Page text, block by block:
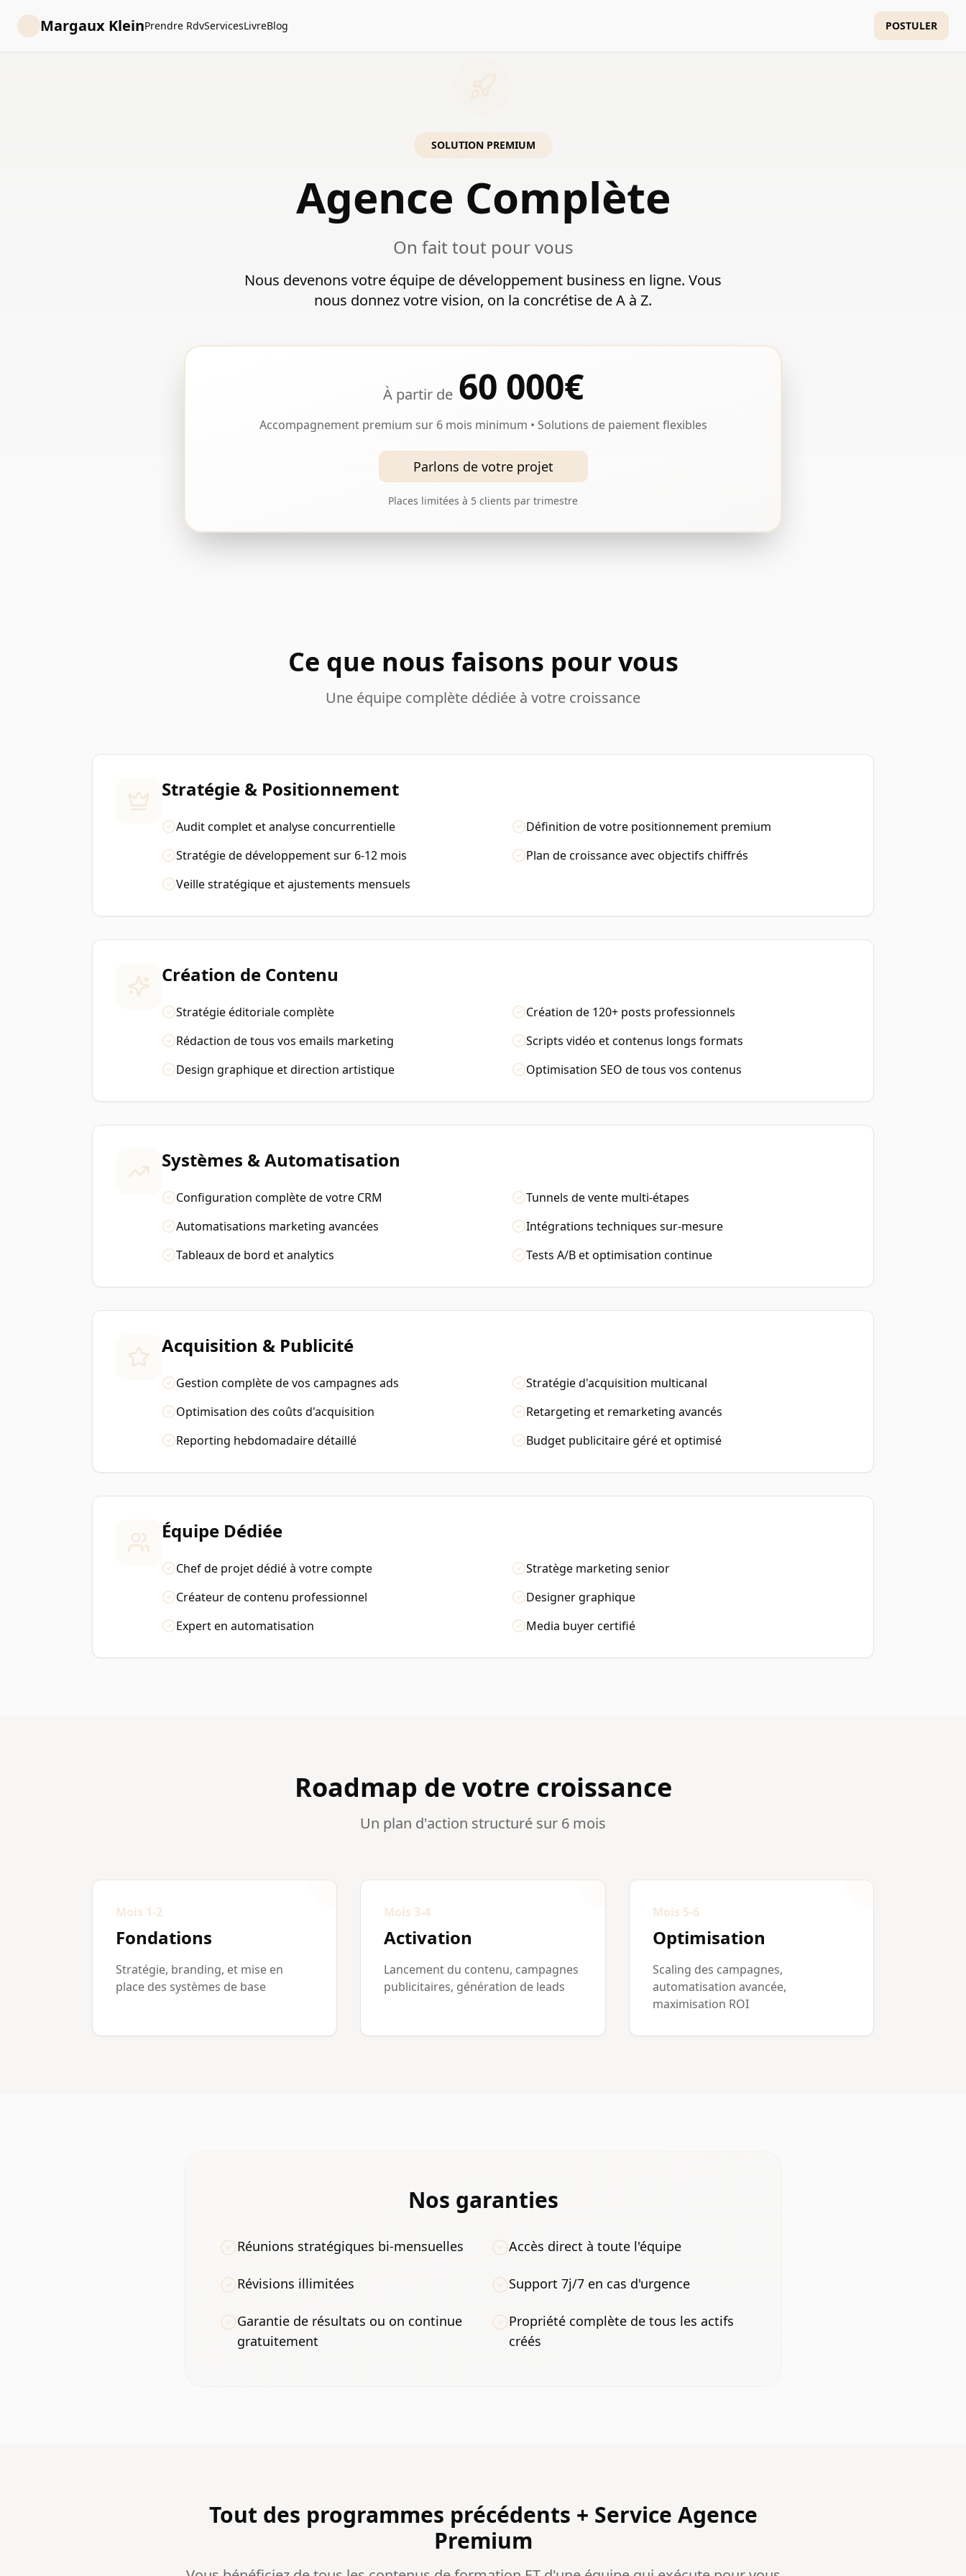
Margaux KleinPrendre RdvServicesLivreBlog POSTULER
SOLUTION PREMIUM
Agence Complète
On fait tout pour vous
Nous devenons votre équipe de développement business en ligne. Vous
nous donnez votre vision, on la concrétise de A à Z.
À partir de 60 000€
Accompagnement premium sur 6 mois minimum • Solutions de paiement flexibles
Parlons de votre projet
Places limitées à 5 clients par trimestre
Ce que nous faisons pour vous
Une équipe complète dédiée à votre croissance
Stratégie & Positionnement
Audit complet et analyse concurrentielle
Définition de votre positionnement premium
Stratégie de développement sur 6-12 mois
Plan de croissance avec objectifs chiffrés
Veille stratégique et ajustements mensuels
Création de Contenu
Stratégie éditoriale complète
Création de 120+ posts professionnels
Rédaction de tous vos emails marketing
Scripts vidéo et contenus longs formats
Design graphique et direction artistique
Optimisation SEO de tous vos contenus
Systèmes & Automatisation
Configuration complète de votre CRM
Tunnels de vente multi-étapes
Automatisations marketing avancées
Intégrations techniques sur-mesure
Tableaux de bord et analytics
Tests A/B et optimisation continue
Acquisition & Publicité
Gestion complète de vos campagnes ads
Stratégie d'acquisition multicanal
Optimisation des coûts d'acquisition
Retargeting et remarketing avancés
Reporting hebdomadaire détaillé
Budget publicitaire géré et optimisé
Équipe Dédiée
Chef de projet dédié à votre compte
Stratège marketing senior
Créateur de contenu professionnel
Designer graphique
Expert en automatisation
Media buyer certifié
Roadmap de votre croissance
Un plan d'action structuré sur 6 mois
Mois 1-2
Fondations
Stratégie, branding, et mise en
place des systèmes de base
Mois 3-4
Activation
Lancement du contenu, campagnes
publicitaires, génération de leads
Mois 5-6
Optimisation
Scaling des campagnes,
automatisation avancée,
maximisation ROI
Nos garanties
Réunions stratégiques bi-mensuelles Accès direct à toute l'équipe
Révisions illimitées Support 7j/7 en cas d'urgence
Garantie de résultats ou on continue
gratuitement
Propriété complète de tous les actifs
créés
Tout des programmes précédents + Service Agence
Premium